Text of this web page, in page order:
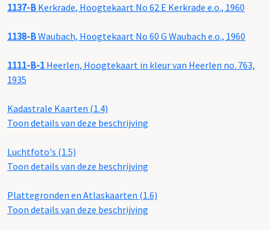
1137-B Kerkrade, Hoogtekaart No 62 E Kerkrade e.o., 1960
1138-BWaubach, Hoogtekaart No 60 G Waubach e.o., 1960
1111-B-1 Heerlen, Hoogtekaart in kleur van Heerlen no. 763,
1935
Kadastrale Kaarten (1.4)
Toon details van deze beschrijving
Luchtfoto's (1.5)
Toon details van deze beschrijving
Plattegronden en Atlaskaarten (1.6)
Toon details van deze beschrijving